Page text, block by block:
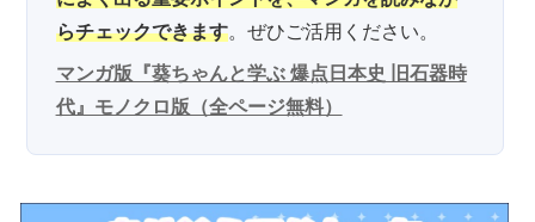
らチェックできます。ぜひご活用ください。
マンガ版『葵ちゃんと学ぶ 爆点日本史 旧石器時
代』モノクロ版（全ページ無料）